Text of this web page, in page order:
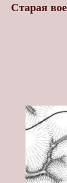
Старая